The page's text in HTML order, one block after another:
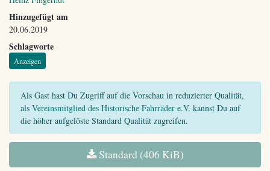
Hinzugefügt am
20.06.2019
Schlagworte
Anzeigen
Als Gast hast Du Zugriff auf die Vorschau in reduzierter Qualität,
als Vereinsmitglied des Historische Fahrräder e.V. kannst Du auf
die höher aufgelöste Standard Qualität zugreifen.
Standard (406 KiB)